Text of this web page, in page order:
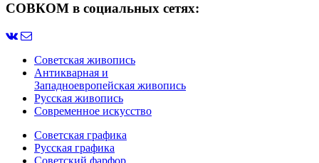
СОВКОМ в социальных сетях:
Советская живопись
Антикварная и
Западноевропейская живопись
Русская живопись
Современное искусство
Советская графика
Русская графика
Советский фарфор